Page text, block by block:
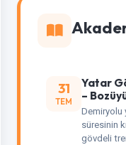
31
TEM
Yatar
–
Demiryolu
süresinin
gövdeli